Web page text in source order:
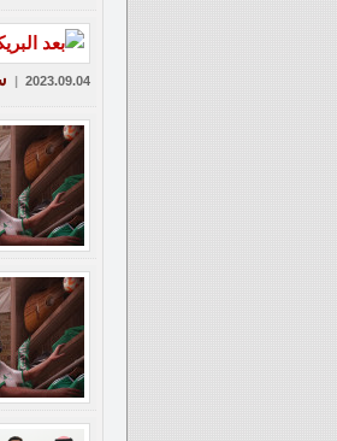
2023.09.04
|